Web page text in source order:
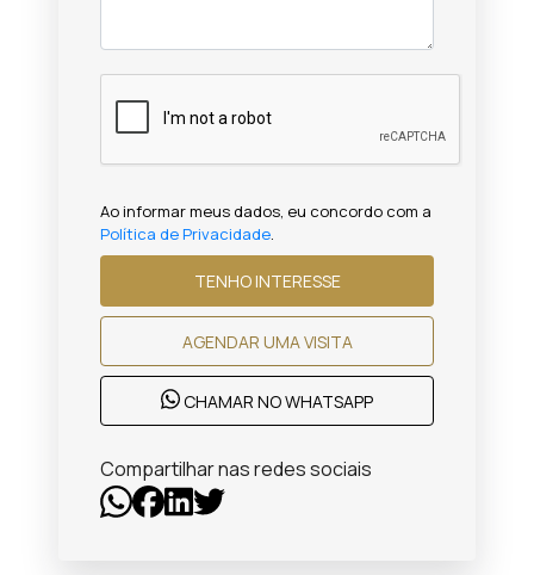
Ao informar meus dados, eu concordo com a
Política de Privacidade.
TENHO INTERESSE
AGENDAR UMA VISITA
CHAMAR NO WHATSAPP
Compartilhar nas redes sociais